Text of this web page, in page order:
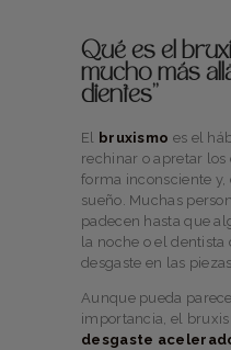
Qué es el
mucho más
dientes”
El bruxismo es el
rechinar o apretar
forma inconsciente
sueño. Muchas
padecen hasta que
la noche o el dentista
desgaste en las
Aunque pueda
importancia, el
desgaste